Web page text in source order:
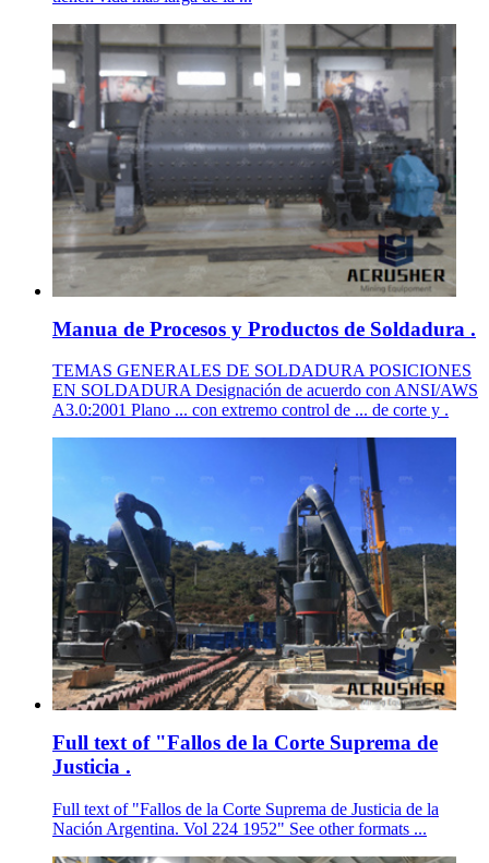
Manua de Procesos y Productos de Soldadura .
TEMAS GENERALES DE SOLDADURA POSICIONES
EN SOLDADURA Designación de acuerdo con ANSI/AWS
A3.0:2001 Plano ... con extremo control de ... de corte y .
Full text of "Fallos de la Corte Suprema de
Justicia .
Full text of "Fallos de la Corte Suprema de Justicia de la
Nación Argentina. Vol 224 1952" See other formats ...